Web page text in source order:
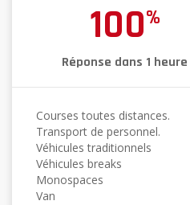
100%
Réponse dans 1 heure
Courses toutes distances.
Transport de personnel.
Véhicules traditionnels
Véhicules breaks
Monospaces
Van